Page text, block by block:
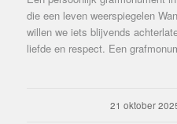
die een leven weerspiegelen
willen we iets blijvends
liefde en respect. Een
21 oktober
/